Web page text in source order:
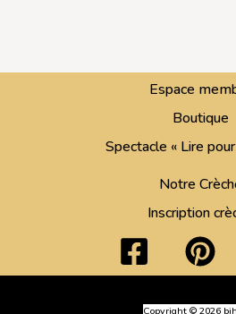
Espace
Boutique
Spectacle « Lire
Notre
Inscription
Copyright © 2026